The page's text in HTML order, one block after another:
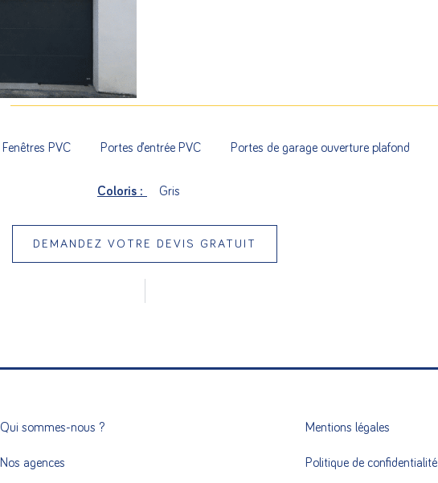
Fenêtres PVC Portes d’entrée PVC Portes de garage ouverture plafond
Coloris : Gris
DEMANDEZ VOTRE DEVIS GRATUIT
Qui sommes-nous ?
Nos agences
Mentions légales
Politique de confidentialité